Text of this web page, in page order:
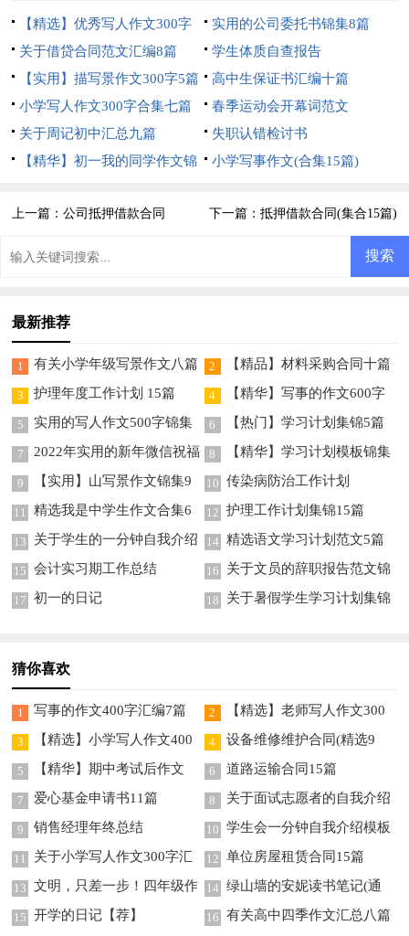
【精选】优秀写人作文300字
汇编6篇
实用的公司委托书锦集8篇
关于借贷合同范文汇编8篇
学生体质自查报告
【实用】描写景作文300字5篇
高中生保证书汇编十篇
小学写人作文300字合集七篇
春季运动会开幕词范文
关于周记初中汇总九篇
失职认错检讨书
【精华】初一我的同学作文锦
小学写事作文(合集15篇)
上一篇：公司抵押借款合同 下一篇： 抵押借款合同(集合15篇)
最新推荐
1 有关小学年级写景作文八篇 2 【精品】材料采购合同十篇
3 护理年度工作计划 15篇 4
【精华】写事的作文600字
集锦10篇
5
实用的写人作文500字锦集
七篇
6 【热门】学习计划集锦5篇
7
2022年实用的新年微信祝福
语70条
8
【精华】学习计划模板锦集
5篇
9
【实用】山写景作文锦集9
篇
10 传染病防治工作计划
11
精选我是中学生作文合集6
篇
12 护理工作计划集锦15篇
13
关于学生的一分钟自我介绍
模板锦集9篇
14 精选语文学习计划范文5篇
15 会计实习期工作总结 16
关于文员的辞职报告范文锦
集9篇
17 初一的日记 18
关于暑假学生学习计划集锦
猜你喜欢
1 写事的作文400字汇编7篇 2
【精选】老师写人作文300
字锦集8篇
3
【精选】小学写人作文400
字集合八篇
4
设备维修维护合同(精选9
篇)
5
【精华】期中考试后作文
300字汇编六篇
6 道路运输合同15篇
7 爱心基金申请书11篇 8
关于面试志愿者的自我介绍
模板合集五篇
9 销售经理年终总结 10 学生会一分钟自我介绍模板
合集九篇
11
关于小学写人作文300字汇
总5篇
12 单位房屋租赁合同15篇
13
文明，只差一步！四年级作
文
14 绿山墙的安妮读书笔记(通
用15篇)
15 开学的日记【荐】 16 有关高中四季作文汇总八篇